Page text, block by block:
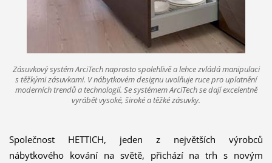
Zásuvkový systém ArciTech naprosto spolehlivě a lehce zvládá manipulaci
s těžkými zásuvkami. V nábytkovém designu uvolňuje ruce pro uplatnění
moderních trendů a technologií. Se systémem ArciTech se dají excelentně
vyrábět vysoké, široké a těžké zásuvky.
Společnost HETTICH, jeden z největších výrobců
nábytkového kování na světě, přichází na trh s novým